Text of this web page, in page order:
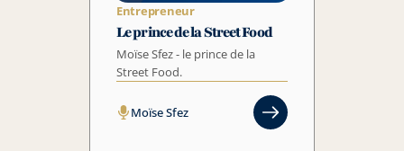
Entrepreneur
Le prince de la Street Food
Moïse Sfez - le prince de la
Street Food.
Moïse Sfez